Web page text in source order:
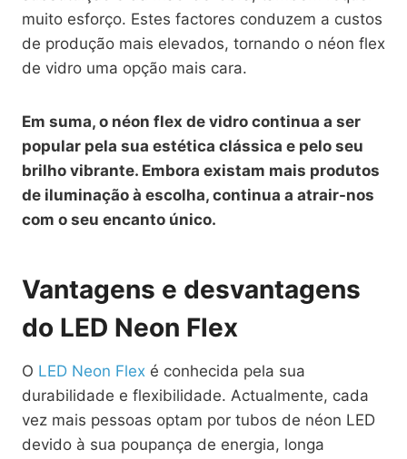
muito esforço. Estes factores conduzem a custos
de produção mais elevados, tornando o néon flex
de vidro uma opção mais cara.
Em suma, o néon flex de vidro continua a ser
popular pela sua estética clássica e pelo seu
brilho vibrante. Embora existam mais produtos
de iluminação à escolha, continua a atrair-nos
com o seu encanto único.
Vantagens e desvantagens
do LED Neon Flex
O LED Neon Flex é conhecida pela sua
durabilidade e flexibilidade. Actualmente, cada
vez mais pessoas optam por tubos de néon LED
devido à sua poupança de energia, longa